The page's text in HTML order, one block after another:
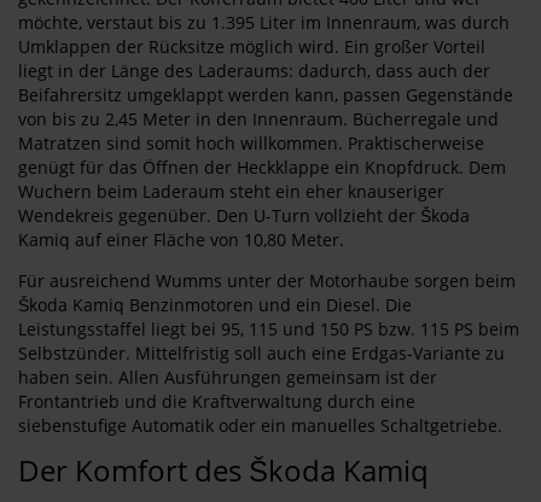
möchte, verstaut bis zu 1.395 Liter im Innenraum, was durch
Umklappen der Rücksitze möglich wird. Ein großer Vorteil
liegt in der Länge des Laderaums: dadurch, dass auch der
Beifahrersitz umgeklappt werden kann, passen Gegenstände
von bis zu 2,45 Meter in den Innenraum. Bücherregale und
Matratzen sind somit hoch willkommen. Praktischerweise
genügt für das Öffnen der Heckklappe ein Knopfdruck. Dem
Wuchern beim Laderaum steht ein eher knauseriger
Wendekreis gegenüber. Den U-Turn vollzieht der Škoda
Kamiq auf einer Fläche von 10,80 Meter.
Für ausreichend Wumms unter der Motorhaube sorgen beim
Škoda Kamiq Benzinmotoren und ein Diesel. Die
Leistungsstaffel liegt bei 95, 115 und 150 PS bzw. 115 PS beim
Selbstzünder. Mittelfristig soll auch eine Erdgas-Variante zu
haben sein. Allen Ausführungen gemeinsam ist der
Frontantrieb und die Kraftverwaltung durch eine
siebenstufige Automatik oder ein manuelles Schaltgetriebe.
Der Komfort des Škoda Kamiq